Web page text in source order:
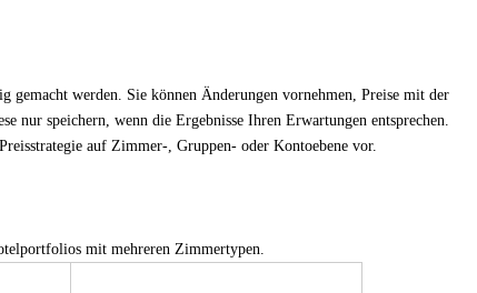
gemacht werden. Sie können Änderungen vornehmen, Preise mit der
nur speichern, wenn die Ergebnisse Ihren Erwartungen entsprechen.
auf Zimmer-, Gruppen- oder Kontoebene vor.
mit mehreren Zimmertypen.